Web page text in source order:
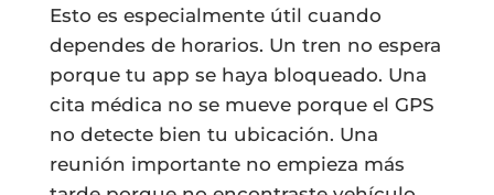
Esto es especialmente útil cuando
dependes de horarios. Un tren no espera
porque tu app se haya bloqueado. Una
cita médica no se mueve porque el GPS
no detecte bien tu ubicación. Una
reunión importante no empieza más